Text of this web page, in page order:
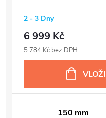
2 - 3 Dny
6 999 Kč
5 784 Kč bez DPH
150 mm